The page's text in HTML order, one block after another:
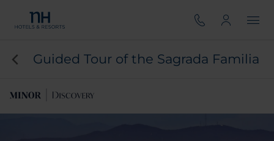
Guided Tour of the Sagrada Familia